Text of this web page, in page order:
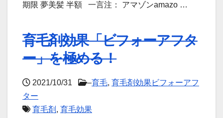
期限 夢美髪 半額 一言注： アマゾンamazo …
育毛剤効果「ビフォーアフタ
ー」を極める！
2021/10/31 –育毛, 育毛剤効果ビフォーアフ
ター
育毛剤 , 育毛効果